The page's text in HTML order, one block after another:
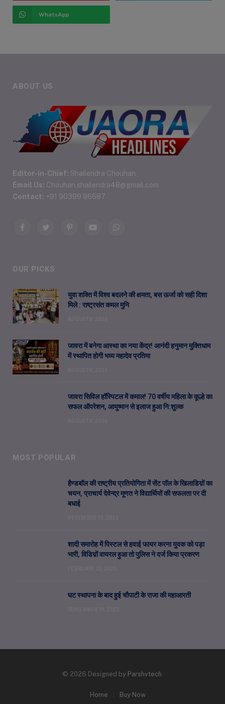
WhatsApp
ABOUT US
Editor-in-Chief: Shailendra Chouhan
Email Us: Chouhan.shailendra48@gmail.com
Contact: +91 90399 86687
FacebookTwitterPinterestYouTubeWhatsApp
OUR PICKS
युवा शक्ति में विश्व बदलने की क्षमता, बस ऊर्जा को सही दिशा
मिले : राष्ट्रसंत कमल मुनि
जावरा में बनेगा आस्था का नया केंद्र! आनंदी हनुमान मुक्तिधाम
में स्थापित होगी भव्य महादेव प्रतिमा
जावरा सिविल हॉस्पिटल में कमाल! 70 वर्षीय महिला के कूल्हे का
सफल ऑपरेशन, आयुष्मान से इलाज हुआ नि:शुल्क
MOST POPULAR
हैण्डबॉल की राष्ट्रीय प्रतियोगिता में सेंट पॉल के खिलाडिय़ों का
चयन, प्राचार्य देवेन्द्र मूणत ने विद्यार्थियों की सफलता पर दी
बधाई
शादी समारोह में पिस्टल से हवाई फायर करना युवक को पड़ा
भारी, विडिय़ों वायरल हुआ तो पुलिस ने दर्ज किया प्रकरण
घट स्थापना के बाद हुई चौपाटी के राजा की महाआरती
© 2026 Designed by Parshvtech.
Home Buy Now